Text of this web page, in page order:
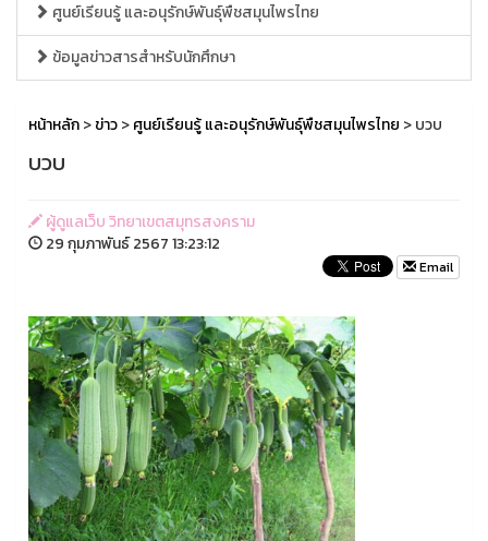
ศูนย์เรียนรู้ และอนุรักษ์พันธุ์พืชสมุนไพรไทย
ข้อมูลข่าวสารสำหรับนักศึกษา
หน้าหลัก>ข่าว>ศูนย์เรียนรู้ และอนุรักษ์พันธุ์พืชสมุนไพรไทย > บวบ
บวบ
ผู้ดูแลเว็บ วิทยาเขตสมุทรสงคราม
29 กุมภาพันธ์ 2567 13:23:12
Email